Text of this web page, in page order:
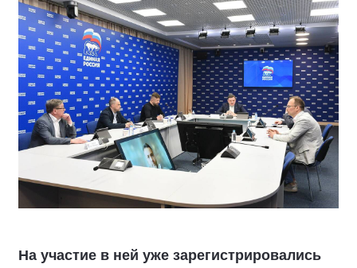
На участие в ней уже зарегистрировались